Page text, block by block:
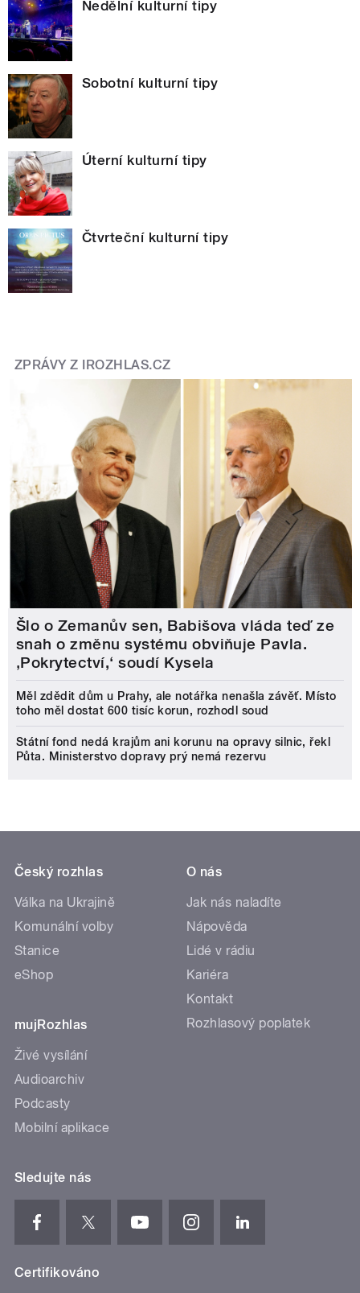
Nedělní kulturní tipy
Sobotní kulturní tipy
Úterní kulturní tipy
Čtvrteční kulturní tipy
ZPRÁVY Z IROZHLAS.CZ
Šlo o Zemanův sen, Babišova vláda teď ze
snah o změnu systému obviňuje Pavla.
‚Pokrytectví,‘ soudí Kysela
Měl zdědit dům u Prahy, ale notářka nenašla závěť. Místo
toho měl dostat 600 tisíc korun, rozhodl soud
Státní fond nedá krajům ani korunu na opravy silnic, řekl
Půta. Ministerstvo dopravy prý nemá rezervu
Český rozhlas
Válka na Ukrajině
Komunální volby
Stanice
eShop
mujRozhlas
Živé vysílání
Audioarchiv
Podcasty
Mobilní aplikace
O nás
Jak nás naladíte
Nápověda
Lidé v rádiu
Kariéra
Kontakt
Rozhlasový poplatek
Sledujte nás
Certifikováno